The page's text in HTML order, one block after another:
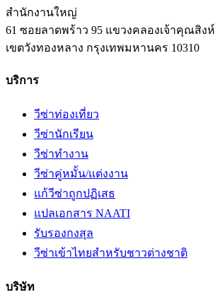
สำนักงานใหญ่
61 ซอยลาดพร้าว 95 แขวงคลองเจ้าคุณสิงห์
เขตวังทองหลาง กรุงเทพมหานคร 10310
บริการ
วีซ่าท่องเที่ยว
วีซ่านักเรียน
วีซ่าทำงาน
วีซ่าคู่หมั้น/แต่งงาน
แก้วีซ่าถูกปฏิเสธ
แปลเอกสาร NAATI
รับรองกงสุล
วีซ่าเข้าไทยสำหรับชาวต่างชาติ
บริษัท